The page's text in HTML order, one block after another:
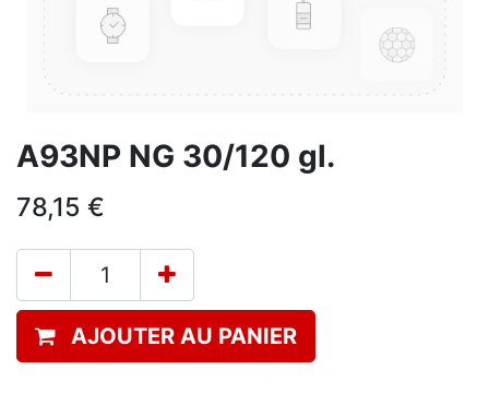
A93NP NG 30/120 gl.
78,15 €
AJOUTER AU PANIER